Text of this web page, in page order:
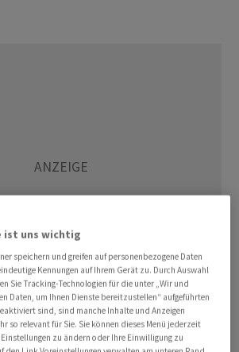
vorläufigen Berechnungen zufolge im
nominal um 21 Prozent auf knapp 4,2
ist uns wichtig
speichern und greifen auf personenbezogene Daten
Kennungen auf Ihrem Gerät zu. Durch Auswahl
Sie Tracking-Technologien für die unter „Wir und
Daten, um Ihnen Dienste bereitzustellen“ aufgeführten
sind, sind manche Inhalte und Anzeigen
so relevant für Sie. Sie können dieses Menü jederzeit
zu ändern oder Ihre Einwilligung zu